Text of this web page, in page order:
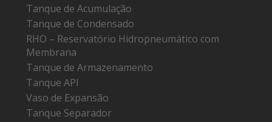
Tanque de Acumulação
Tanque de Condensado
RHO – Reservatório Hidropneumático com
Membrana
Tanque de Armazenamento
Tanque API
Vaso de Expansão
Tanque Separador